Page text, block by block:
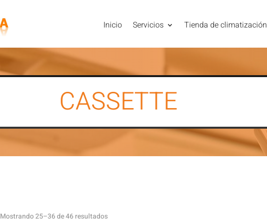
Inicio Servicios Tienda de climatización
CASSETTE
Mostrando 25–36 de 46 resultados